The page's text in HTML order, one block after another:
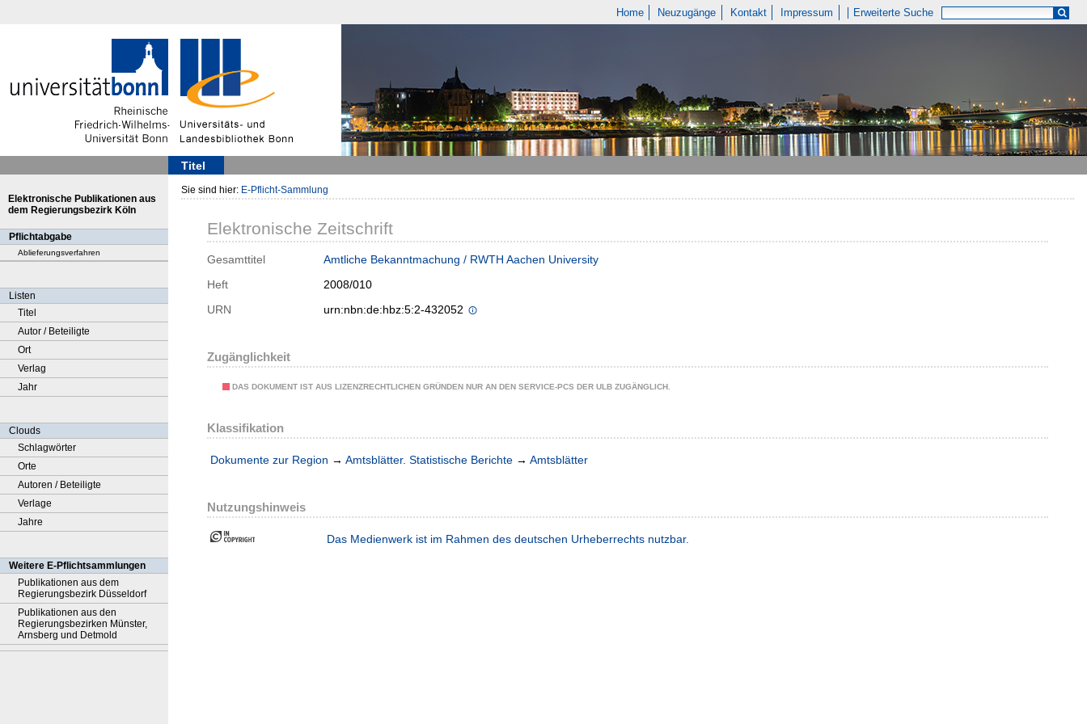
Home Neuzugänge Kontakt Impressum Erweiterte Suche
Titel
Elektronische Publikationen aus
dem Regierungsbezirk Köln
Pflichtabgabe
Ablieferungsverfahren
Listen
Titel
Autor / Beteiligte
Ort
Verlag
Jahr
Clouds
Schlagwörter
Orte
Autoren / Beteiligte
Verlage
Jahre
Weitere E-Pflichtsammlungen
Publikationen aus dem
Regierungsbezirk Düsseldorf
Publikationen aus den
Regierungsbezirken Münster,
Arnsberg und Detmold
Sie sind hier: E-Pflicht-Sammlung
Elektronische Zeitschrift
Gesamttitel
Amtliche Bekanntmachung / RWTH Aachen University
Heft
2008/010
URN
urn:nbn:de:hbz:5:2-432052
Zugänglichkeit
DAS DOKUMENT IST AUS LIZENZRECHTLICHEN GRÜNDEN NUR AN DEN SERVICE-PCS DER ULB ZUGÄNGLICH.
Klassifikation
Dokumente zur Region → Amtsblätter. Statistische Berichte → Amtsblätter
Nutzungshinweis
Das Medienwerk ist im Rahmen des deutschen Urheberrechts nutzbar.